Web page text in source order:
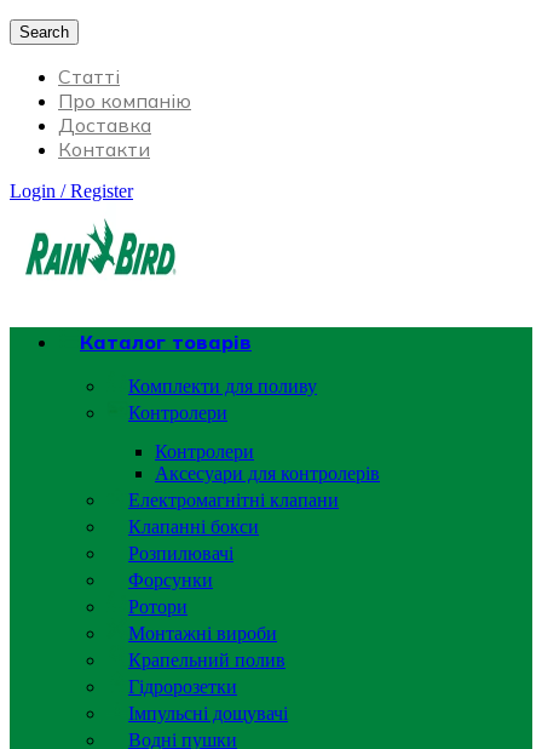
Search
Статті
Про компанію
Доставка
Контакти
Login / Register
Каталог товарів
Комплекти для поливу
Контролери
Контролери
Аксесуари для контролерів
Електромагнітні клапани
Клапанні бокси
Розпилювачі
Форсунки
Ротори
Монтажні вироби
Крапельний полив
Гідророзетки
Імпульсні дощувачі
Водні пушки